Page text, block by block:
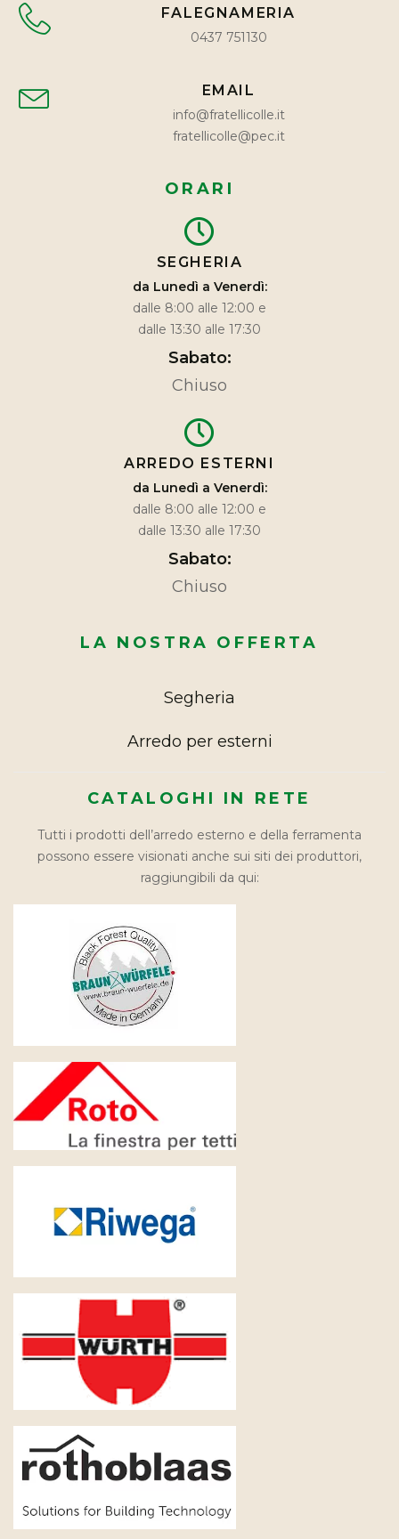
FALEGNAMERIA
0437 751130
EMAIL
info@fratellicolle.it
fratellicolle@pec.it
ORARI
SEGHERIA
da Lunedì a Venerdì:
dalle 8:00 alle 12:00 e
dalle 13:30 alle 17:30
Sabato:
Chiuso
ARREDO ESTERNI
da Lunedì a Venerdì:
dalle 8:00 alle 12:00 e
dalle 13:30 alle 17:30
Sabato:
Chiuso
LA NOSTRA OFFERTA
Segheria
Arredo per esterni
CATALOGHI IN RETE
Tutti i prodotti dell’arredo esterno e della ferramenta
possono essere visionati anche sui siti dei produttori,
raggiungibili da qui: